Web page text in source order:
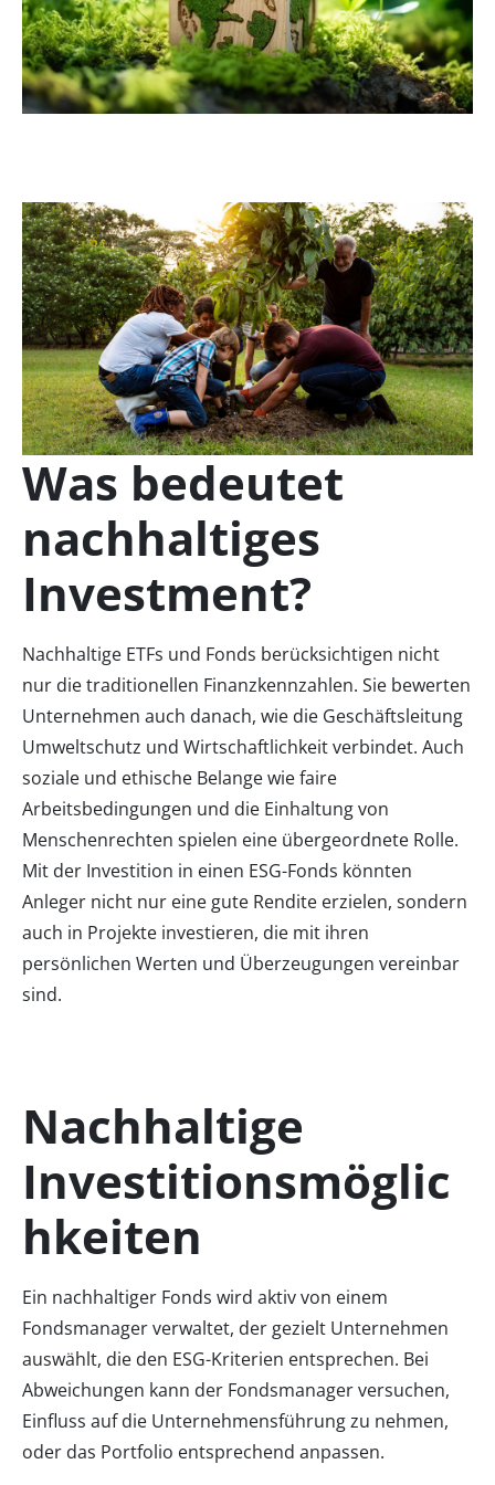
Was bedeutet
nachhaltiges
Investment?
Nachhaltige ETFs und Fonds berücksichtigen nicht
nur die traditionellen Finanzkennzahlen. Sie bewerten
Unternehmen auch danach, wie die Geschäftsleitung
Umweltschutz und Wirtschaftlichkeit verbindet. Auch
soziale und ethische Belange wie faire
Arbeitsbedingungen und die Einhaltung von
Menschenrechten spielen eine übergeordnete Rolle.
Mit der Investition in einen ESG-Fonds könnten
Anleger nicht nur eine gute Rendite erzielen, sondern
auch in Projekte investieren, die mit ihren
persönlichen Werten und Überzeugungen vereinbar
sind.
Nachhaltige
Investitionsmöglic
hkeiten
Ein nachhaltiger Fonds wird aktiv von einem
Fondsmanager verwaltet, der gezielt Unternehmen
auswählt, die den ESG-Kriterien entsprechen. Bei
Abweichungen kann der Fondsmanager versuchen,
Einfluss auf die Unternehmensführung zu nehmen,
oder das Portfolio entsprechend anpassen.